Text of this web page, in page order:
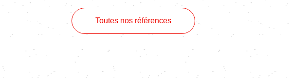
Toutes nos références
En savoir plus